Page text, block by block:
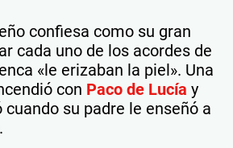
confiesa como su gran
cada uno de los acordes de
«le erizaban la piel». Una
con Paco de Lucía y
cuando su padre le enseñó a